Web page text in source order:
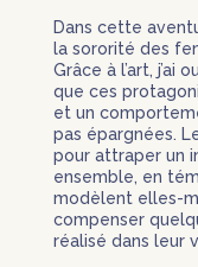
Dans cette
la sororité des
Grâce à l’art, j’ai
que ces
et un
pas épargnées.
pour attraper un
ensemble, en
modèlent elles-
compenser
réalisé dans leur